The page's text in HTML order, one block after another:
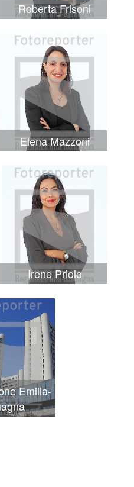
Roberta Frisoni
Elena Mazzoni
Irene Priolo
Emilia-